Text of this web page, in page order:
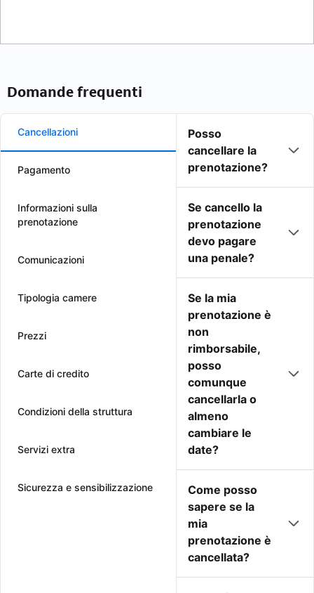
Domande frequenti
Cancellazioni
Pagamento
Informazioni sulla
prenotazione
Comunicazioni
Tipologia camere
Prezzi
Carte di credito
Condizioni della struttura
Servizi extra
Sicurezza e sensibilizzazione
Posso
cancellare la
prenotazione?
Se cancello la
prenotazione
devo pagare
una penale?
Se la mia
prenotazione è
non
rimborsabile,
posso
comunque
cancellarla o
almeno
cambiare le
date?
Come posso
sapere se la
mia
prenotazione è
cancellata?